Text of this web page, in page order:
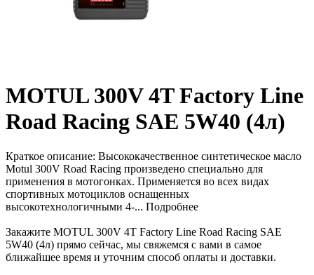
MOTUL 300V 4T Factory Line
Road Racing SAE 5W40 (4л)
Краткое описание: Высококачественное синтетическое масло
Motul 300V Road Racing произведено специально для
применения в мотогонках. Применяется во всех видах
спортивных мотоциклов оснащенных
высокотехнологичными 4-... Подробнее
Закажите MOTUL 300V 4T Factory Line Road Racing SAE
5W40 (4л) прямо сейчас, мы свяжемся с вами в самое
ближайшее время и уточним способ оплаты и доставки.